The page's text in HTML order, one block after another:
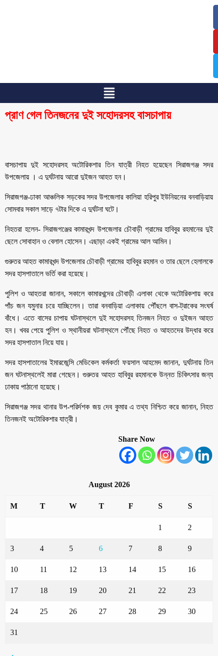
প্রাণ গেল তিনজনের দুই সহোদরসহ বাসচাপায়
বাসচাপায় দুই সহোদরসহ অটোরিকশার তিন যাত্রী নিহত হয়েছেন সিরাজগঞ্জ সদর
উপজেলায় । এ দুর্ঘটনায় আরো দুইজন আহত হন।
সিরাজগঞ্জ-ঢাকা আঞ্চলিক সড়কের সদর উপজেলার কালিয়া হরিপুর ইউনিয়নের বনবাড়িয়ায়
সোমবার সকাল সাড়ে ৭টার দিকে এ দুর্ঘটনা ঘটে।
নিহতরা হলেন- সিরাজগঞ্জের কামারখন্দ উপজেলার চৌবাড়ী গ্রামের হাবিবুর রহমানের দুই
ছেলে সোবাহান ও বেলাল হোসেন। এছাড়া একই গ্রামের আল আমিন।
গুরুতর আহত কামারখন্দ উপজেলার চৌবাড়ী গ্রামের হাবিবুর রহমান ও তার ছেলে হেলালকে
সদর হাসপাতালে ভর্তি করা হয়েছে।
পুলিশ ও আহতরা জানান, সকালে কামারখন্দের চৌবাড়ী এলাকা থেকে অটোরিকশায় করে
পাঁচ জন যমুনার চরে যাচ্ছিলেন। তারা বনবাড়িয়া এলাকায় পৌঁছলে বাস-ট্রাকের সংঘর্ষ
বাঁধে। এতে বাসের চাপায় ঘটনাস্থলে দুই সহোদরসহ তিনজন নিহত ও দুইজন আহত
হন। খবর পেয়ে পুলিশ ও স্থানীয়রা ঘটনাস্থলে পৌঁছে নিহত ও আহতদের উদ্ধার করে
সদর হাসপাতাল নিয়ে যায়।
সদর হাসপাতালের ইমারজেন্সি মেডিকেল কর্মকর্তা ফয়সাল আহমেদ জানান, দুর্ঘটনায় তিন
জন ঘটনাস্থলেই মারা গেছেন। গুরুতর আহত হাবিবুর রহমানকে উন্নত চিকিৎসার জন্য
ঢাকায় পাঠানো হয়েছে।
সিরাজগঞ্জ সদর থানার উপ-পরির্দশক জয় দেব কুমার এ তথ্য নিশ্চিত করে জানান, নিহত
তিনজনই অটোরিকশার যাত্রী।
Share Now
August 2026
M T W T F S S
1 2
3 4 5 6 7 8 9
10 11 12 13 14 15 16
17 18 19 20 21 22 23
24 25 26 27 28 29 30
31